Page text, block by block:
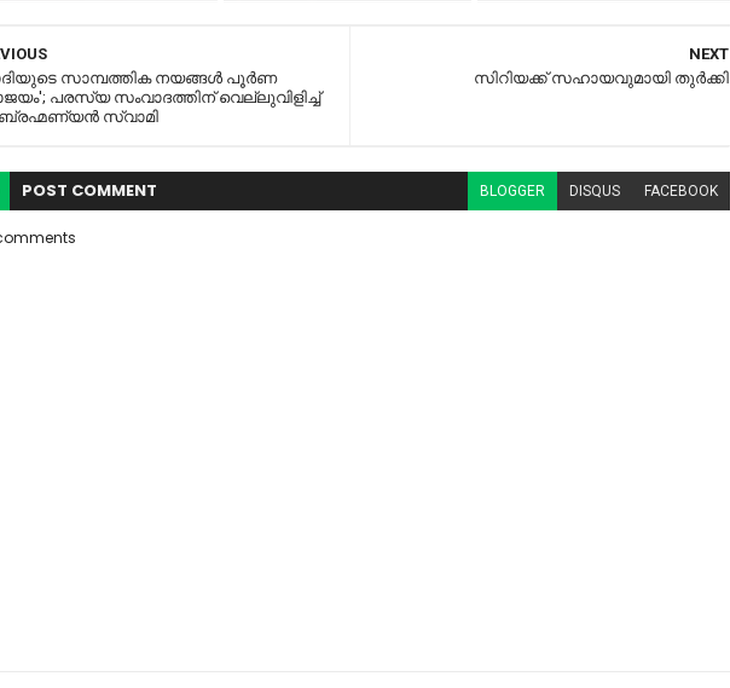
NEXT
സിറിയക്ക് സഹായവുമായി തുർക്കി
സാമ്പത്തിക നയങ്ങൾ പൂർണ
പരസ്യ സംവാദത്തിന് വെല്ലുവിളിച്ച്
സ്വാമി
POST COMMENT BLOGGER DISQUS FACEBOOK